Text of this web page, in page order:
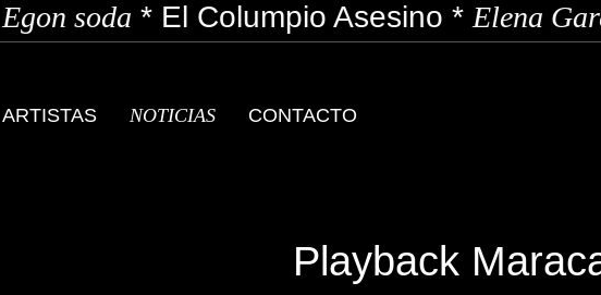
soda*El Columpio Asesino*Elena
ARTISTAS NOTICIAS CONTACTO
Playback